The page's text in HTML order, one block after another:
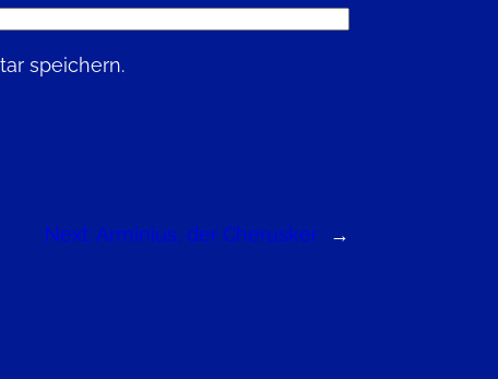
speichern.
Next: Arminius, der Cherusker →